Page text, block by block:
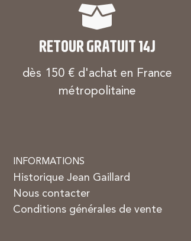
RETOUR GRATUIT 14J
dès 150 € d'achat en France
métropolitaine
INFORMATIONS
Historique Jean Gaillard
Nous contacter
Conditions générales de vente